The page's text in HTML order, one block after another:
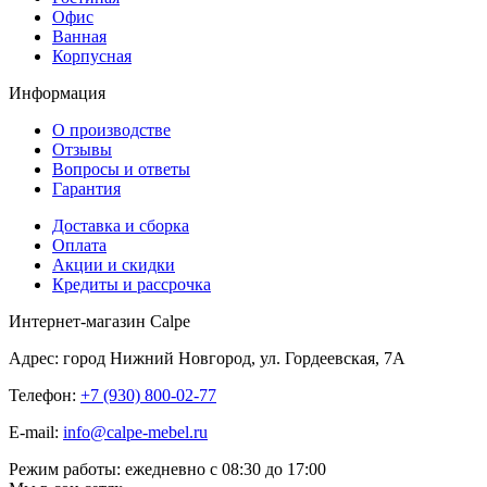
Офис
Ванная
Корпусная
Информация
О производстве
Отзывы
Вопросы и ответы
Гарантия
Доставка и сборка
Оплата
Акции и скидки
Кредиты и рассрочка
Интернет-магазин Calpe
Адрес: город Нижний Новгород, ул. Гордеевская, 7А
Телефон: +7 (930) 800-02-77
E-mail: info@calpe-mebel.ru
Режим работы: ежедневно с 08:30 до 17:00